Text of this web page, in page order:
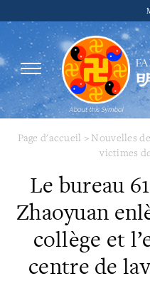
Page d'accueil > Nouvelles
victimes
Le bureau
Zhaoyuan
collège et
centre de